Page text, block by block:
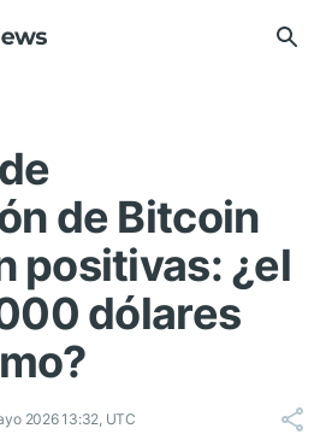
de Bitcoin
positivas: ¿el
dólares
2026 13:32, UTC